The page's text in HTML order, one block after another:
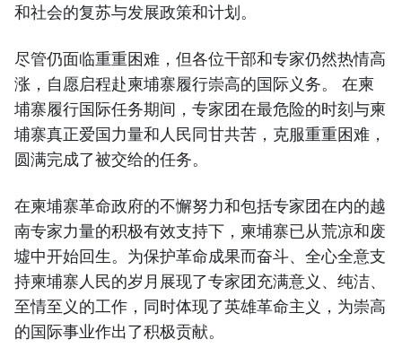
和社会的复苏与发展政策和计划。
尽管仍面临重重困难，但各位干部和专家仍然热情高
涨，自愿启程赴柬埔寨履行崇高的国际义务。 在柬
埔寨履行国际任务期间，专家团在最危险的时刻与柬
埔寨真正爱国力量和人民同甘共苦，克服重重困难，
圆满完成了被交给的任务。
在柬埔寨革命政府的不懈努力和包括专家团在内的越
南专家力量的积极有效支持下，柬埔寨已从荒凉和废
墟中开始回生。为保护革命成果而奋斗、全心全意支
持柬埔寨人民的岁月展现了专家团充满意义、纯洁、
至情至义的工作，同时体现了英雄革命主义，为崇高
的国际事业作出了积极贡献。